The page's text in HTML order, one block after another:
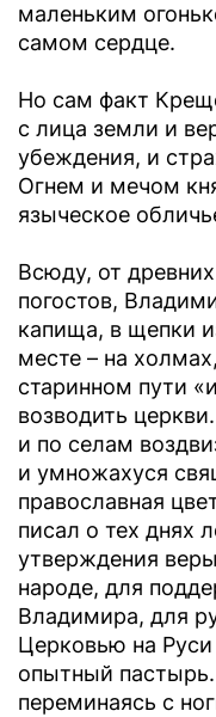
маленьким
самом сердце.
Но сам факт
с лица земли и
убеждения, и
Огнем и мечом
языческое
Всюду, от
погостов,
капища, в щепки
месте – на
старинном пути
возводить
и по селам
и умножахуся
православная
писал о тех днях
утверждения
народе, для
Владимира, для
Церковью на
опытный
переминаясь с